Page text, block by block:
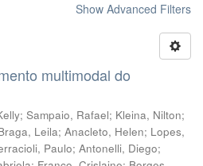
Show Advanced Filters
multimodal do
; Sampaio, Rafael; Kleina, Nilton;
Leila; Anacleto, Helen; Lopes,
Paulo; Antonelli, Diego;